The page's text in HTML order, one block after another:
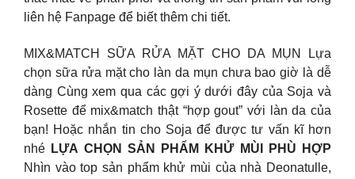
liên hệ Fanpage để biết thêm chi tiết. ​
MIX&MATCH SỮA RỬA MẶT CHO DA MỤN Lựa
chọn sữa rửa mặt cho làn da mụn chưa bao giờ là dễ
dàng Cùng xem qua các gợi ý dưới đây của Soja và
Rosette để mix&match thật “hợp gout” với làn da của
bạn! Hoặc nhắn tin cho Soja để được tư vấn kĩ hơn
nhé LỰA CHỌN SẢN PHẨM KHỬ MÙI PHÙ HỢP
Nhìn vào top sản phẩm khử mùi của nhà Deonatulle,